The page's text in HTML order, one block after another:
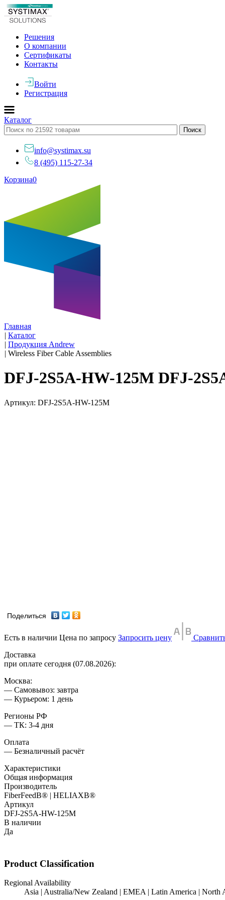
Решения
О компании
Сертификаты
Контакты
Войти
Регистрация
Каталог
info@systimax.su
8 (495) 115-27-34
Корзина0
Главная
| Каталог
| Продукция Andrew
| Wireless Fiber Cable Assemblies
DFJ-2S5A-HW-125M DFJ-
Артикул: DFJ-2S5A-HW-125M
Поделиться
Есть в наличии Цена по запросу Запросить цену
Доставка
при оплате сегодня (07.08.2026):
Москва:
— Самовывоз: завтра
— Курьером: 1 день
Регионы РФ
— ТК: 3-4 дня
Оплата
— Безналичный расчёт
Характеристики
Общая информация
Производитель
FiberFeedВ® | HELIAXВ®
Артикул
DFJ-2S5A-HW-125M
В наличии
Да
Product Classification
Regional Availability
Asia | Australia/New Zealand | EMEA | Latin America | North